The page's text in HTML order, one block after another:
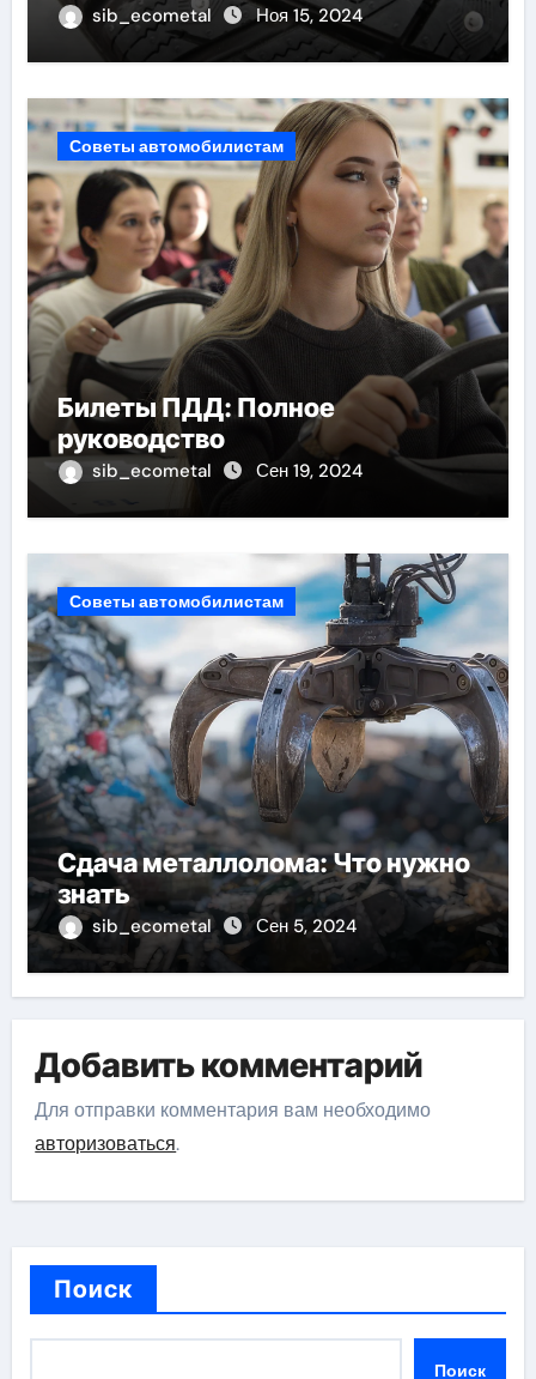
sib_ecometal Ноя 15, 2024
Советы автомобилистам
Билеты ПДД: Полное
руководство
sib_ecometal Сен 19, 2024
Советы автомобилистам
Сдача металлолома: Что нужно
знать
sib_ecometal Сен 5, 2024
Добавить комментарий
Для отправки комментария вам необходимо
авторизоваться.
Поиск
Поиск